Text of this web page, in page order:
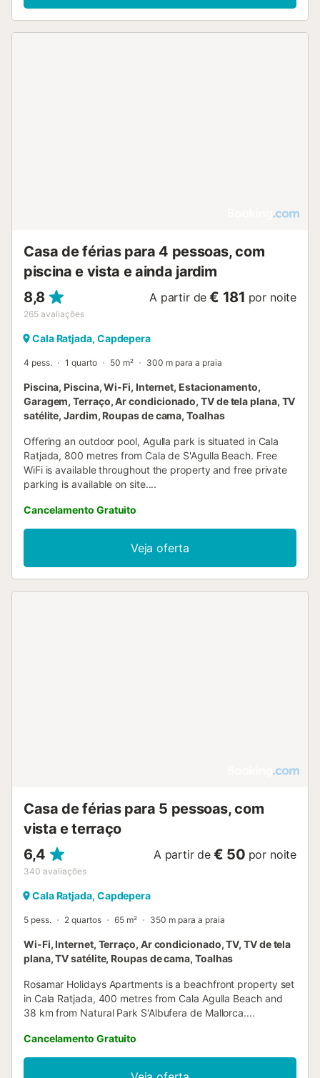
Casa de férias para 4 pessoas, com
piscina e vista e ainda jardim
8,8
265 avaliações
A partir de € 181 por noite
Cala Ratjada, Capdepera
4 pess. 1 quarto 50 m² 300 m para a praia
Piscina, Piscina, Wi-Fi, Internet, Estacionamento,
Garagem, Terraço, Ar condicionado, TV de tela plana, TV
satélite, Jardim, Roupas de cama, Toalhas
Offering an outdoor pool, Agulla park is situated in Cala
Ratjada, 800 metres from Cala de S'Agulla Beach. Free
WiFi is available throughout the property and free private
parking is available on site....
Cancelamento Gratuito
Veja oferta
Casa de férias para 5 pessoas, com
vista e terraço
6,4
340 avaliações
A partir de € 50 por noite
Cala Ratjada, Capdepera
5 pess. 2 quartos 65 m² 350 m para a praia
Wi-Fi, Internet, Terraço, Ar condicionado, TV, TV de tela
plana, TV satélite, Roupas de cama, Toalhas
Rosamar Holidays Apartments is a beachfront property set
in Cala Ratjada, 400 metres from Cala Agulla Beach and
38 km from Natural Park S'Albufera de Mallorca....
Cancelamento Gratuito